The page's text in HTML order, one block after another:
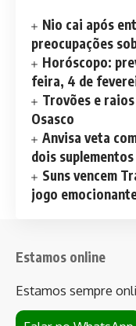
Nio cai após
preocupações
Horóscopo:
feira, 4 de
Trovões e
Osasco
Anvisa veta
dois suplementos
Suns vencem
jogo
Estamos online
Estamos sempre